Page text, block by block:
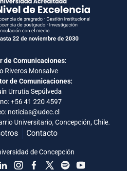
de Comunicaciones:
Riveros Monsalve
de Comunicaciones:
Urrutia Sepúlveda
+56 41 220 4597
noticias@udec.cl
Universitario, Concepción, Chile.
Contacto
de Concepción